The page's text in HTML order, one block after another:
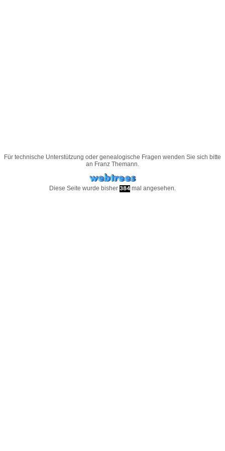
Für technische Unterstützung oder genealogische Fragen wenden Sie sich bitte
an Franz Themann.
Diese Seite wurde bisher 384 mal angesehen.